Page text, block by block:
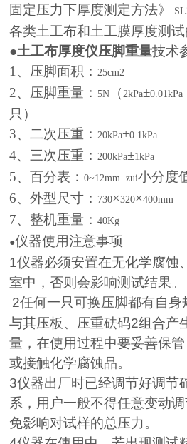
固定压力下厚度测定方法》
各类土工布和土工膜厚度测试
●土工布厚度仪压脚重量技术
1 、压脚面积： 25cm2
2、压脚重量：5N （ 2kPa±0.01kPa
只）
3、二次压重： 20kPa±0.1kPa
4、三次压重： 200kPa±1kPa
5、百分表：0~12mm zui小分度
6、外型尺寸： 730×320×400mm
7、整机重量：40Kg
●仪器使用注意事项
1仪器必须安置在无化学腐蚀
室中，否则会影响测试结果。
2任何一只可换压脚都有自
与其压板、压重砝码2组合产
量，在使用过程中要妥善保
或接触化学腐蚀品。
3仪器出厂时已经调节好调节
系，用户一般不得任意变动
免影响对试样的总压力。